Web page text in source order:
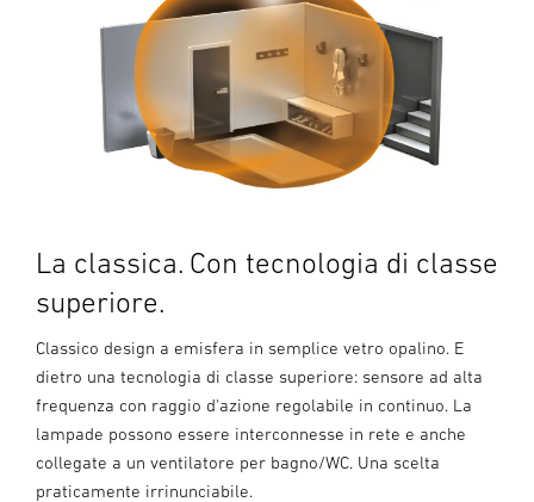
La classica. Con tecnologia di classe
superiore.
Classico design a emisfera in semplice vetro opalino. E
dietro una tecnologia di classe superiore: sensore ad alta
frequenza con raggio d'azione regolabile in continuo. La
lampade possono essere interconnesse in rete e anche
collegate a un ventilatore per bagno/WC. Una scelta
praticamente irrinunciabile.